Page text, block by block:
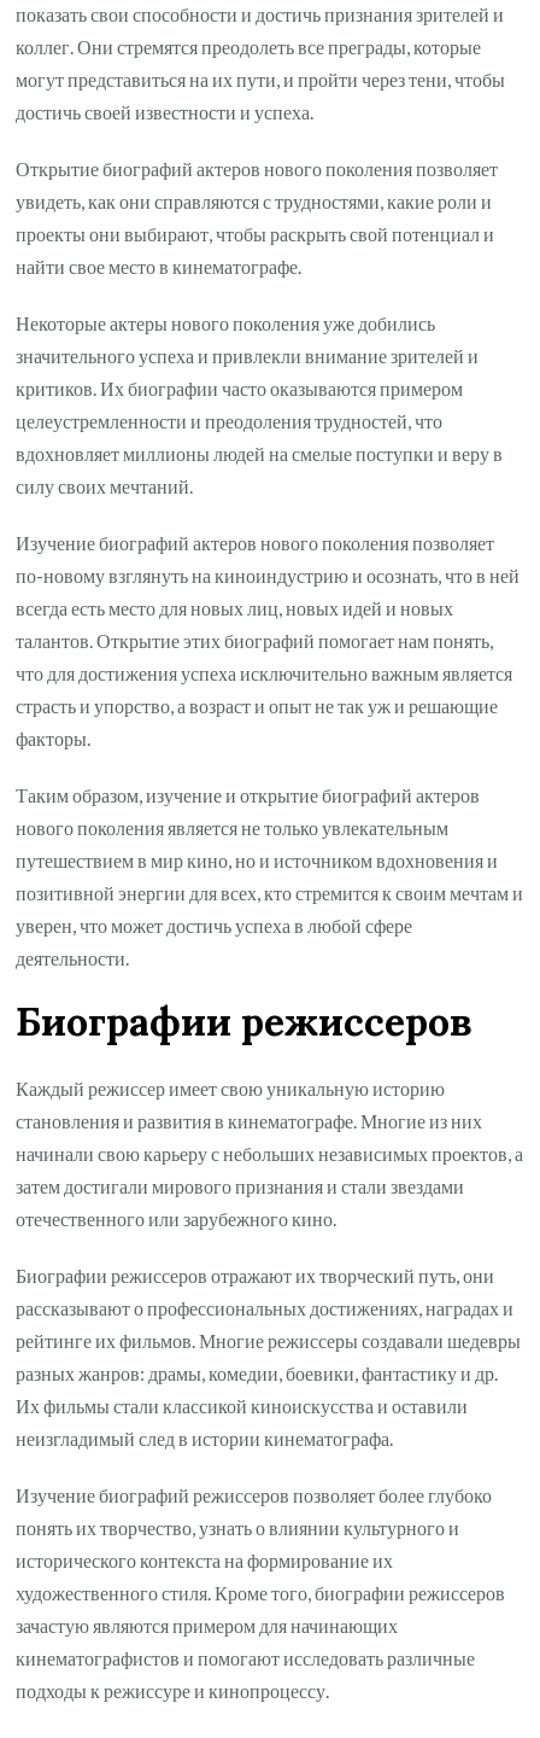
показать свои способности и достичь признания зрителей и
коллег. Они стремятся преодолеть все преграды, которые
могут представиться на их пути, и пройти через тени, чтобы
достичь своей известности и успеха.
Открытие биографий актеров нового поколения позволяет
увидеть, как они справляются с трудностями, какие роли и
проекты они выбирают, чтобы раскрыть свой потенциал и
найти свое место в кинематографе.
Некоторые актеры нового поколения уже добились
значительного успеха и привлекли внимание зрителей и
критиков. Их биографии часто оказываются примером
целеустремленности и преодоления трудностей, что
вдохновляет миллионы людей на смелые поступки и веру в
силу своих мечтаний.
Изучение биографий актеров нового поколения позволяет
по-новому взглянуть на киноиндустрию и осознать, что в ней
всегда есть место для новых лиц, новых идей и новых
талантов. Открытие этих биографий помогает нам понять,
что для достижения успеха исключительно важным является
страсть и упорство, а возраст и опыт не так уж и решающие
факторы.
Таким образом, изучение и открытие биографий актеров
нового поколения является не только увлекательным
путешествием в мир кино, но и источником вдохновения и
позитивной энергии для всех, кто стремится к своим мечтам и
уверен, что может достичь успеха в любой сфере
деятельности.
Биографии режиссеров
Каждый режиссер имеет свою уникальную историю
становления и развития в кинематографе. Многие из них
начинали свою карьеру с небольших независимых проектов, а
затем достигали мирового признания и стали звездами
отечественного или зарубежного кино.
Биографии режиссеров отражают их творческий путь, они
рассказывают о профессиональных достижениях, наградах и
рейтинге их фильмов. Многие режиссеры создавали шедевры
разных жанров: драмы, комедии, боевики, фантастику и др.
Их фильмы стали классикой киноискусства и оставили
неизгладимый след в истории кинематографа.
Изучение биографий режиссеров позволяет более глубоко
понять их творчество, узнать о влиянии культурного и
исторического контекста на формирование их
художественного стиля. Кроме того, биографии режиссеров
зачастую являются примером для начинающих
кинематографистов и помогают исследовать различные
подходы к режиссуре и кинопроцессу.